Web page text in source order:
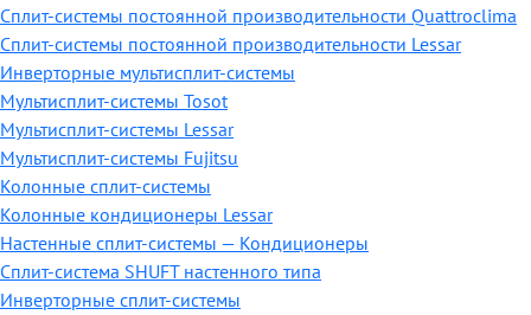
Сплит-системы постоянной производительности Quattroclima
Сплит-системы постоянной производительности Lessar
Инверторные мультисплит-системы
Мультисплит-системы Tosot
Мультисплит-системы Lessar
Мультисплит-системы Fujitsu
Колонные сплит-системы
Колонные кондиционеры Lessar
Настенные cплит-системы — Кондиционеры
Сплит-система SHUFT настенного типа
Инверторные сплит-системы